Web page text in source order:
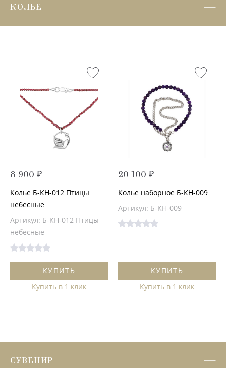
КОЛЬЕ
8 900 ₽
Колье Б-КН-012 Птицы
небесные
Артикул: Б-КН-012 Птицы
небесные
КУПИТЬ
Купить в 1 клик
20 100 ₽
Колье наборное Б-КН-009
Артикул: Б-КН-009
КУПИТЬ
Купить в 1 клик
СУВЕНИР